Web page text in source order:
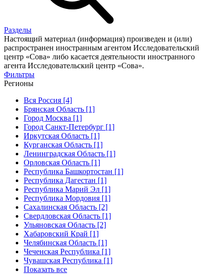
Разделы
Настоящий материал (информация) произведен и (или)
распространен иностранным агентом Исследовательский
центр «Сова» либо касается деятельности иностранного
агента Исследовательский центр «Сова».
Фильтры
Регионы
Вся Россия [4]
Брянская Область [1]
Город Москва [1]
Город Санкт-Петербург [1]
Иркутская Область [1]
Курганская Область [1]
Ленинградская Область [1]
Орловская Область [1]
Республика Башкортостан [1]
Республика Дагестан [1]
Республика Марий Эл [1]
Республика Мордовия [1]
Сахалинская Область [2]
Свердловская Область [1]
Ульяновская Область [2]
Хабаровский Край [1]
Челябинская Область [1]
Чеченская Республика [1]
Чувашская Республика [1]
Показать все